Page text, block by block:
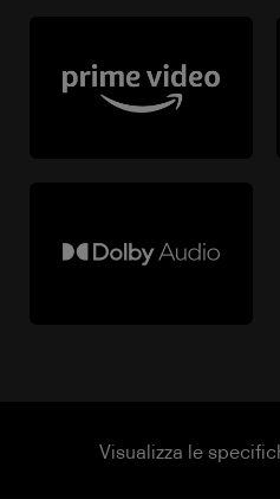
Visualizza le